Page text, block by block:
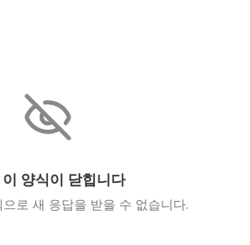
이 양식이 닫힙니다
로 새 응답을 받을 수 없습니다.